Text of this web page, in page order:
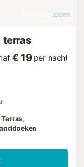
terras
€ 19 per nacht